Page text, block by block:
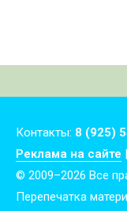
Контакты: 8 (925)
Реклама на сайте |
© 2009–2026 Все
Перепечатка